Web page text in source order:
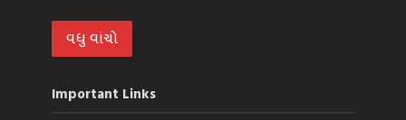
વધુ વાંચો
Important Links